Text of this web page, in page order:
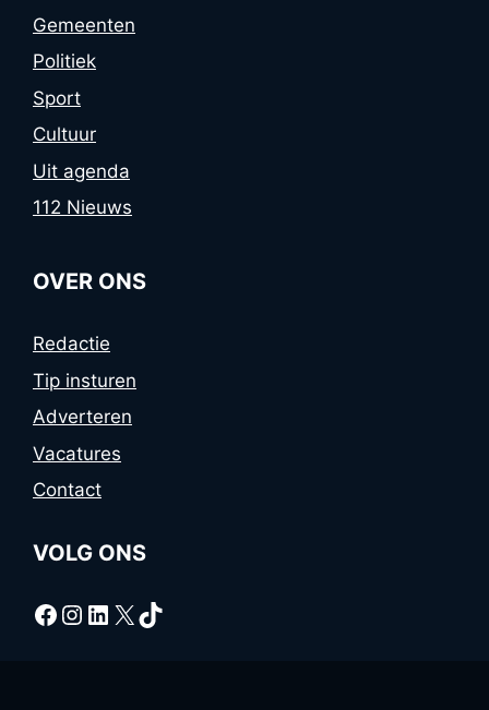
Gemeenten
Politiek
Sport
Cultuur
Uit agenda
112 Nieuws
OVER ONS
Redactie
Tip insturen
Adverteren
Vacatures
Contact
VOLG ONS
Facebook
Instagram
LinkedIn
X TikTok